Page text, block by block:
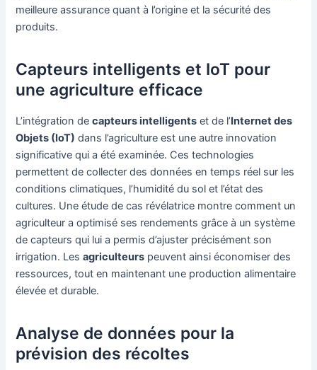
meilleure assurance quant à l’origine et la sécurité des
produits.
Capteurs intelligents et IoT pour
une agriculture efficace
L’intégration decapteurs intelligents et de l’Internet des
Objets (IoT) dans l’agriculture est une autre innovation
significative qui a été examinée. Ces technologies
permettent de collecter des données en temps réel sur les
conditions climatiques, l’humidité du sol et l’état des
cultures. Une étude de cas révélatrice montre comment un
agriculteur a optimisé ses rendements grâce à un système
de capteurs qui lui a permis d’ajuster précisément son
irrigation. Lesagriculteurs peuvent ainsi économiser des
ressources, tout en maintenant une production alimentaire
élevée et durable.
Analyse de données pour la
prévision des récoltes